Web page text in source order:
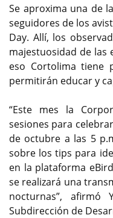
Se aproxima una de
seguidores de los
Day. Allí, los
majestuosidad de las
eso Cortolima tiene
permitirán educar y
“Este mes la
sesiones para
de octubre a las 5
sobre los tips para
en la plataforma
se realizará una
nocturnas”, afirmó
Subdirección de